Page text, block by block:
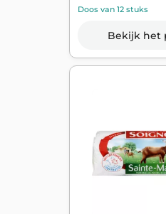
Doos van 12 stuks
Bekijk het